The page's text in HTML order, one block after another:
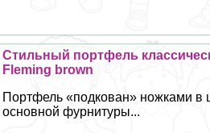
Стильный портфель
Fleming brown
Портфель «подкован» ножками в
основной фурнитуры...